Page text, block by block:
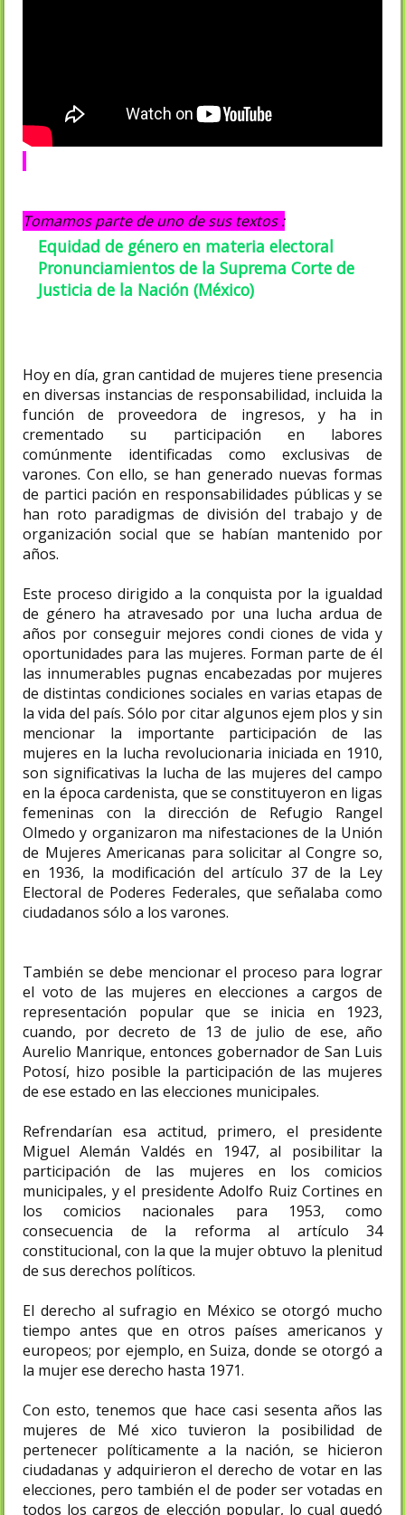
Tomamos parte de uno de sus textos :
Equidad de género en materia electoral
Pronunciamientos de la Suprema Corte de
Justicia de la Nación (México)
Hoy en día, gran cantidad de mujeres tiene presencia
en diversas instancias de responsabilidad, incluida la
función de proveedora de ingresos, y ha in
crementado su participación en labores
comúnmente identificadas como exclusivas de
varones. Con ello, se han generado nuevas formas
de partici pación en responsabilidades públicas y se
han roto paradigmas de división del trabajo y de
organización social que se habían mantenido por
años.
Este proceso dirigido a la conquista por la igualdad
de género ha atravesado por una lucha ardua de
años por conseguir mejores condi ciones de vida y
oportunidades para las mujeres. Forman parte de él
las innumerables pugnas encabezadas por mujeres
de distintas condiciones sociales en varias etapas de
la vida del país. Sólo por citar algunos ejem plos y sin
mencionar la importante participación de las
mujeres en la lucha revolucionaria iniciada en 1910,
son significativas la lucha de las mujeres del campo
en la época cardenista, que se constituyeron en ligas
femeninas con la dirección de Refugio Rangel
Olmedo y organizaron ma nifestaciones de la Unión
de Mujeres Americanas para solicitar al Congre so,
en 1936, la modificación del artículo 37 de la Ley
Electoral de Poderes Federales, que señalaba como
ciudadanos sólo a los varones.
También se debe mencionar el proceso para lograr
el voto de las mujeres en elecciones a cargos de
representación popular que se inicia en 1923,
cuando, por decreto de 13 de julio de ese, año
Aurelio Manrique, entonces gobernador de San Luis
Potosí, hizo posible la participación de las mujeres
de ese estado en las elecciones municipales.
Refrendarían esa actitud, primero, el presidente
Miguel Alemán Valdés en 1947, al posibilitar la
participación de las mujeres en los comicios
municipales, y el presidente Adolfo Ruiz Cortines en
los comicios nacionales para 1953, como
consecuencia de la reforma al artículo 34
constitucional, con la que la mujer obtuvo la plenitud
de sus derechos políticos.
El derecho al sufragio en México se otorgó mucho
tiempo antes que en otros países americanos y
europeos; por ejemplo, en Suiza, donde se otorgó a
la mujer ese derecho hasta 1971.
Con esto, tenemos que hace casi sesenta años las
mujeres de Mé­ xico tuvieron la posibilidad de
pertenecer políticamente a la nación, se hicieron
ciudadanas y adquirieron el derecho de votar en las
elecciones, pero también el de poder ser votadas en
todos los cargos de elección popular, lo cual quedó